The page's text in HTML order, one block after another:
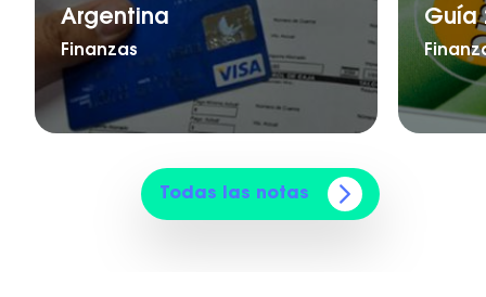
Argentina
Finanzas
Guía
Todas las notas